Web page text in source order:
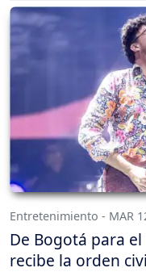
Entretenimiento - MAR
De Bogotá para
recibe la orden